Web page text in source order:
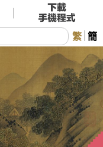
繁 簡